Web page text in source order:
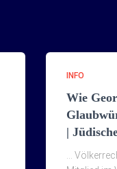
INFO
Wie
|
…